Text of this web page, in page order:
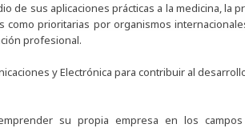
de sus aplicaciones prácticas a la medicina, la
prioritarias por organismos
profesional.
y Electrónica para contribuir al
su propia empresa en los campos